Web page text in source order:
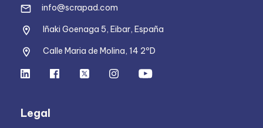
info@scrapad.com
Iñaki Goenaga 5, Eibar, España
Calle Maria de Molina, 14 2ºD
Legal